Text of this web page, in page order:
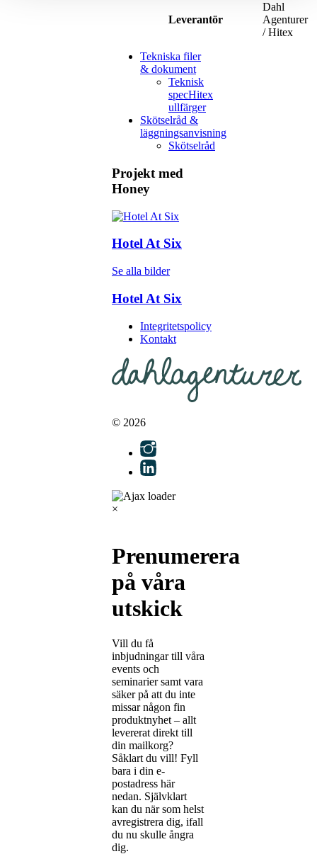
Leverantör
Dahl
Agenturer
/ Hitex
Tekniska filer
& dokument
Teknisk
specHitex
ullfärger
Skötselråd &
läggningsanvisning
Skötselråd
Projekt med
Honey
Hotel At Six
Se alla bilder
Hotel At Six
Integritetspolicy
Kontakt
© 2026
×
Prenumerera
på våra
utskick
Vill du få
inbjudningar till våra
events och
seminarier samt vara
säker på att du inte
missar någon fin
produktnyhet – allt
levererat direkt till
din mailkorg?
Såklart du vill! Fyll
bara i din e-
postadress här
nedan. Självklart
kan du när som helst
avregistrera dig, ifall
du nu skulle ångra
dig.